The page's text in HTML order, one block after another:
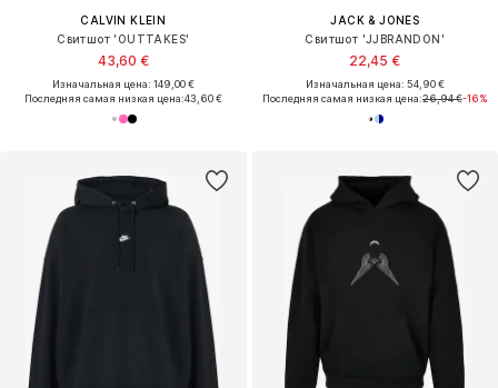
CALVIN KLEIN
Свитшот 'OUTTAKES'
43,60 €
Изначальная цена: 149,00 €
Последняя самая низкая цена:43,60 €
JACK & JONES
Свитшот 'JJBRANDON'
22,45 €
Изначальная цена: 54,90 €
Последняя самая низкая цена:26,94 €-16%